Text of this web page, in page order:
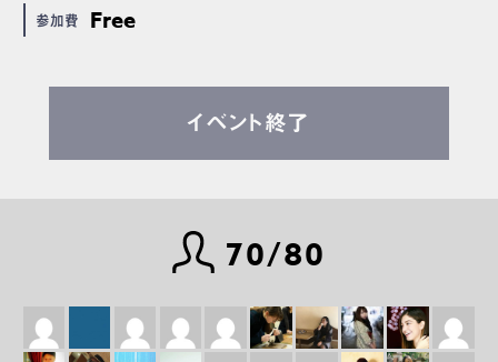
参加費 Free
イベント終了
70/80